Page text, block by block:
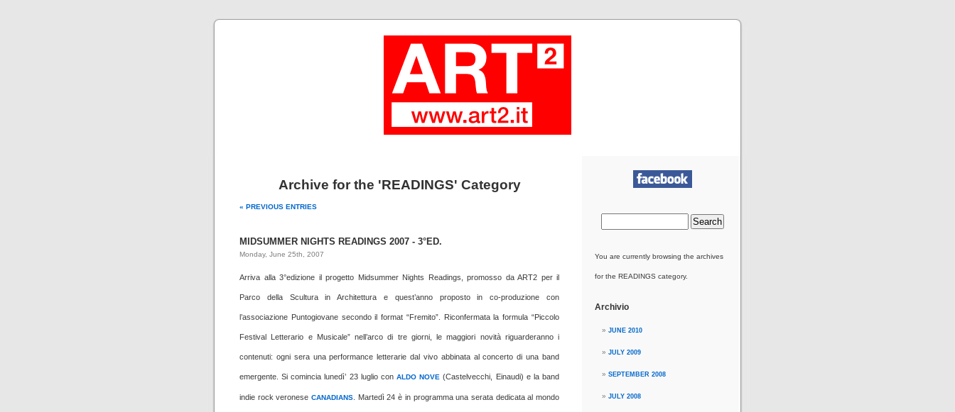
Archive for the 'READINGS' Category
« PREVIOUS ENTRIES
MIDSUMMER NIGHTS READINGS 2007 - 3°ED.
Monday, June 25th, 2007
Arriva alla 3°edizione il progetto Midsummer Nights Readings, promosso da ART2 per il
Parco della Scultura in Architettura e quest’anno proposto in co-produzione con
l’associazione Puntogiovane secondo il format “Fremito”. Riconfermata la formula “Piccolo
Festival Letterario e Musicale” nell’arco di tre giorni, le maggiori novità riguarderanno i
contenuti: ogni sera una performance letterarie dal vivo abbinata al concerto di una band
emergente. Si comincia lunedì’ 23 luglio conALDO NOVE (Castelvecchi, Einaudi) e la band
indie rock veroneseCANADIANS . Martedì 24 è in programma una serata dedicata al mondo
You are currently browsing the archives
for the READINGS category.
Archivio
JUNE 2010
JULY 2009
SEPTEMBER 2008
JULY 2008